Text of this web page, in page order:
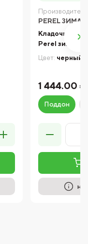
PEREL ЗИМА
Кладочная
Perel зима
Цвет: черный
1 444.00 ₽
Поддон
на